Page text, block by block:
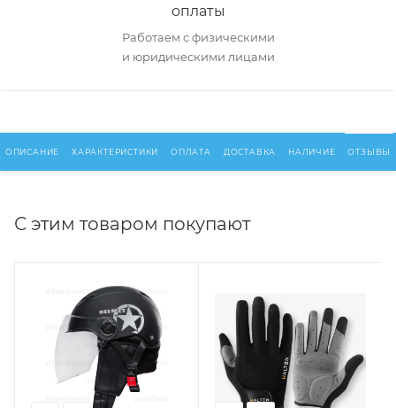
оплаты
Работаем с физическими
и юридическими лицами
ОПИСАНИЕ ХАРАКТЕРИСТИКИ ОПЛАТА ДОСТАВКА НАЛИЧИЕ ОТЗЫВЫ
С этим товаром покупают